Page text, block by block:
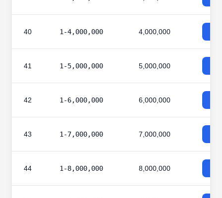
40 1-4,000,000 4,000,000
41 1-5,000,000 5,000,000
42 1-6,000,000 6,000,000
43 1-7,000,000 7,000,000
44 1-8,000,000 8,000,000